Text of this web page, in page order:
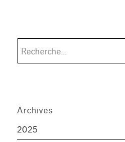
pour :
Archives
2025